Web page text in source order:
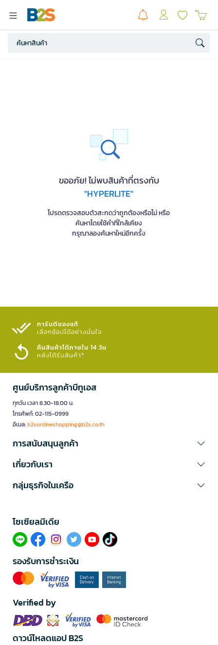
ขออภัย! ไม่พบสินค้าที่ตรงกับ
"HYPERLITE"
โปรดตรวจสอบตัวสะกดว่าถูกต้องหรือไม่ หรือ
ค้นหาโดยใช้คำที่ใกล้เคียง
กรุณาลองค้นหาใหม่อีกครั้ง
การันตีของแท้
เลือกช้อปได้อย่างมั่นใจ​
คืนสินค้าได้ภายใน 14 วัน
หลังได้รับสินค้า*
ศูนย์บริการลูกค้าบีทูเอส
ทุกวัน เวลา 8.30-18.00 น.
โทรศัพท์: 02-115-0999
อีเมล:b2sonlineshopping@b2s.co.th
การสนับสนุนลูกค้า
เกี่ยวกับเรา
กลุ่มธุรกิจในเครือ
โซเซียลมีเดีย​
รองรับการชำระเงิน
Verified by
ดาวน์โหลดแอป B2S